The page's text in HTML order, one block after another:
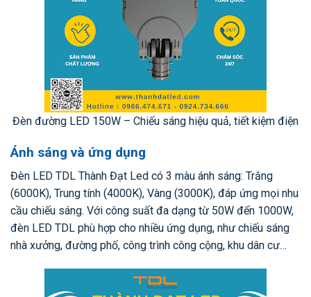
Đèn đường LED 150W – Chiếu sáng hiệu quả, tiết kiệm điện
Ánh sáng và ứng dụng
Đèn LED TDL Thành Đạt Led có 3 màu ánh sáng: Trắng
(6000K), Trung tính (4000K), Vàng (3000K), đáp ứng mọi nhu
cầu chiếu sáng. Với công suất đa dạng từ 50W đến 1000W,
đèn LED TDL phù hợp cho nhiều ứng dụng, như chiếu sáng
nhà xưởng, đường phố, công trình công cộng, khu dân cư…